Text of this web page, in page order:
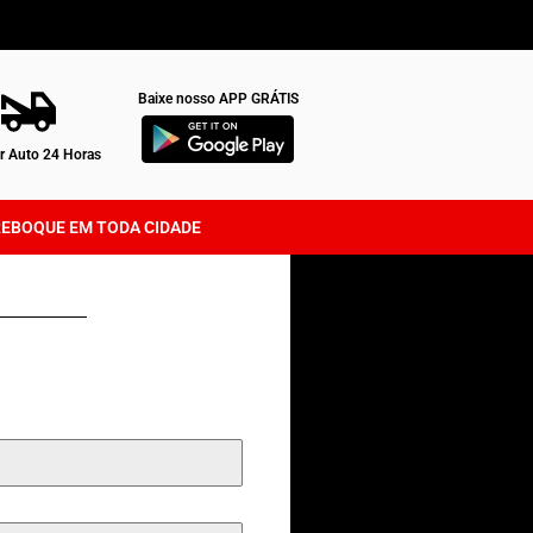
Auto 24 Horas
Baixe nosso APP GRÁTIS
EM TODA CIDADE